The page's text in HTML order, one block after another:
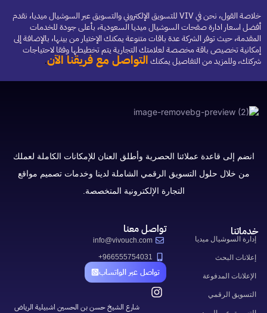
خلاصة القول، نحن في VIV للتسويق الإلكتروني والتسويق عبر السوشيال ميديا، نقدم
أفضل اسعار ادارة صفحات السوشيال ميديا السعودية، بأعلى جودة للخدمات
المقدمة، حيث توفر الشركة عدة باقات متنوعة يمكنك الإختيار من بينها، بالإضافة إلى
إمكانية تخصيص باقة مخصصة لعلامتك التجارية يتم تخطيطها وفقا لاحتياجات
شركتك، وللمزيد من التفاصيل يمكنك التواصل مع فريقنا الآن.
انضم إلى قاعدة عملائنا الحصرية وأطلق العنان للإمكانات الكاملة لعملك
من خلال حلول التسويق الرقمي الشاملة لدينا وخدمات تصميم مواقع
التجارة الإلكترونية المتخصصة.
خدماتنا
إدارة السوشيال ميديا
إعلانات البحث
الإعلانات المدفوعة
التسويق الرقمي
تواصل معنا
info@vivouch.com
966555754031+
تواصل عبر الواتساب
شارع الشيخ حسن بن الحسين اشبيلية الرياض